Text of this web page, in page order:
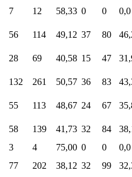
7 12 58,33 0 0
0,0
56 114 49,12 37 80
28 69 40,58 15 47
132 261 50,57 36 83
55 113 48,67 24 67
58 139 41,73 32 84
3 4 75,00 0 0
0,0
77 202 38,12 32 99